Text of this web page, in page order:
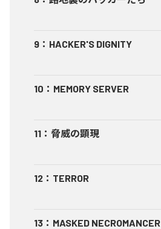
9 ： HACKER'S DIGNITY
10 ： MEMORY SERVER
11 ： 脅威の顕現
12 ： TERROR
13 ： MASKED NECROMANCER